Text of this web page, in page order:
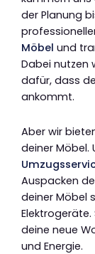
der Planung
Möbel und
Dabei nutzen
dafür, dass
ankommt.
Aber wir
deiner Möbel.
Auspacken
deiner Möbel
deine neue
und Energie.